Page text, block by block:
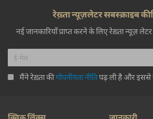
रेख़्ता न्यूज़लेटर सबस्क्राइब
नई जानकारियाँ प्राप्त करने के लिए रेख़्ता न्यूज़
मैंने रेख़्ता कीगोपनीयता नीतिपढ़ ली है और इससे
क्विक लिंक्स जानकारी